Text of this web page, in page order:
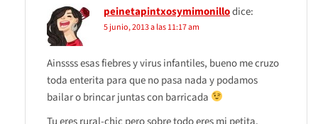
peinetapintxosymimonillodice:
5 junio, 2013 a las 11:17 am
Ainssss esas fiebres y virus infantiles, bueno me cruzo
toda enterita para que no pasa nada y podamos
bailar o brincar juntas con barricada